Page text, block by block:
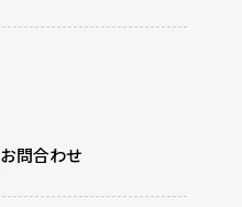
お問合わせ